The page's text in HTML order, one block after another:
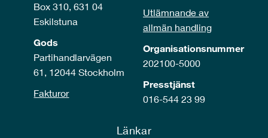
Box 310, 631 04
Eskilstuna
Gods
Partihandlarvägen
61, 12044 Stockholm
Fakturor
Utlämnande av
allmän handling
Organisationsnummer
202100-5000
Presstjänst
016-544 23 99
Länkar